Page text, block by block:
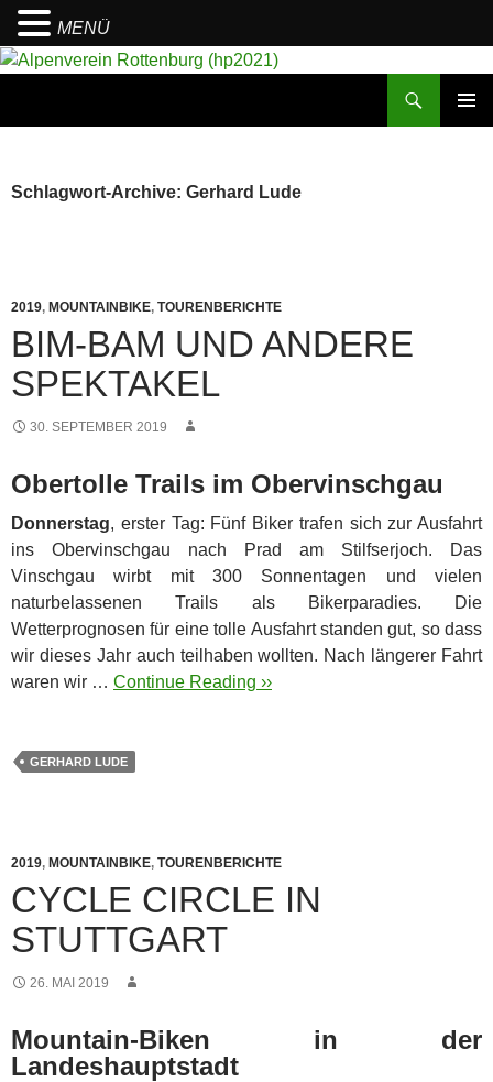
Schlagwort-Archive: Gerhard Lude
2019, MOUNTAINBIKE, TOURENBERICHTE
BIM-BAM UND ANDERE
SPEKTAKEL
30. SEPTEMBER 2019
Obertolle Trails im Obervinschgau
Donnerstag, erster Tag: Fünf Biker trafen sich zur Ausfahrt
ins Obervinschgau nach Prad am Stilfserjoch. Das
Vinschgau wirbt mit 300 Sonnentagen und vielen
naturbelassenen Trails als Bikerparadies.
Die
Wetterprognosen für eine tolle Ausfahrt standen gut, so dass
wir dieses Jahr auch teilhaben wollten. Nach längerer Fahrt
waren wir … Continue Reading ››
GERHARD LUDE
2019, MOUNTAINBIKE, TOURENBERICHTE
CYCLE CIRCLE IN
STUTTGART
26. MAI 2019
Mountain-Biken in der
Landeshauptstadt
MENÜ